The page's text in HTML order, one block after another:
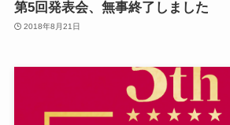
第5回発表会、無事終了しました
2018年8月21日